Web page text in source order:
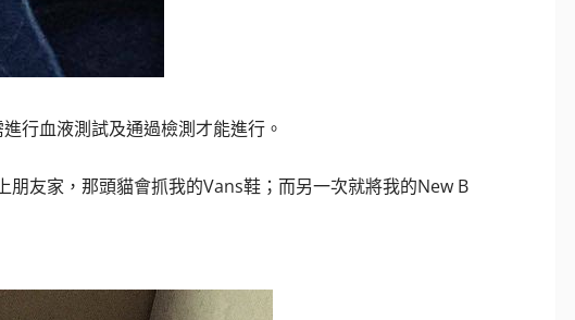
行血液測試及通過檢測才能進行。
友家，那頭貓會抓我的Vans鞋；而另一次就將我的New B